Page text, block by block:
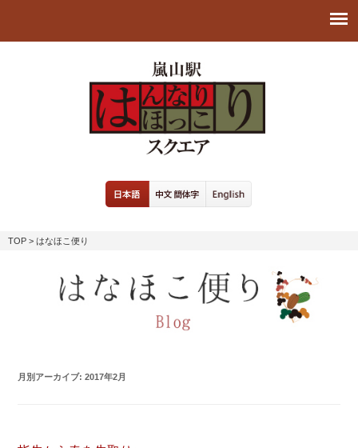
TOP > はなほこ便り
月別アーカイブ:2017年2月